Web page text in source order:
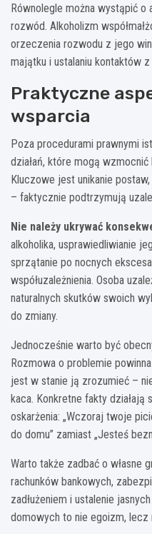
Równolegle można wystąpić o
rozwód. Alkoholizm
orzeczenia rozwodu z jego
majątku i ustalaniu kontaktów
Praktyczne
wsparcia
Poza procedurami prawnymi
działań, które mogą
Kluczowe jest unikanie
– faktycznie podtrzymują
Nie należy ukrywać
alkoholika, usprawiedliwianie
sprzątanie po nocnych
współuzależnienia. Osoba
naturalnych skutków swoich
do zmiany.
Jednocześnie warto być
Rozmowa o problemie
jest w stanie ją zrozumieć –
kaca. Konkretne fakty działają
oskarżenia: „Wczoraj twoje
do domu” zamiast „Jesteś
Warto także zadbać o własne
rachunków bankowych,
zadłużeniem i ustalenie
domowych to nie egoizm,